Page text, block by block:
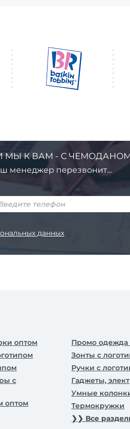
МЫ К ВАМ - С ЧЕМОДАНОМ
менеджер перезвонит...
данных
оптом
с
оптом
Промо одежда
Зонты с
Ручки с
Гаджеты,
Умные
Термокружки
❯❯ Все